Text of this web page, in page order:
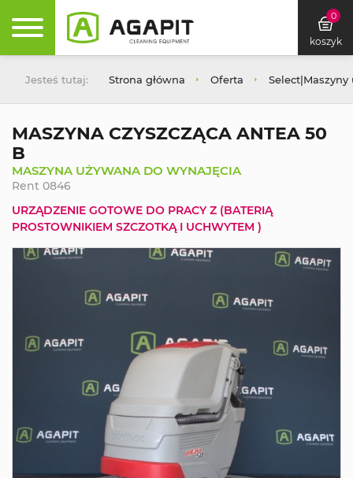
0
koszyk
Jesteś tutaj: Strona główna Oferta Select|Maszyny
MASZYNA CZYSZCZĄCA ANTEA 50
B
MASZYNA UŻYWANA DO WYNAJĘCIA
Rent 0846
URZĄDZENIE GOTOWE DO PRACY Z (BATERIĄ
PROSTOWNIKIEM SZCZOTKĄ I UCHWYTEM )